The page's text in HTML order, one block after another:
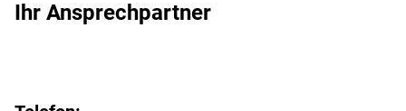
Ihr Ansprechpartner